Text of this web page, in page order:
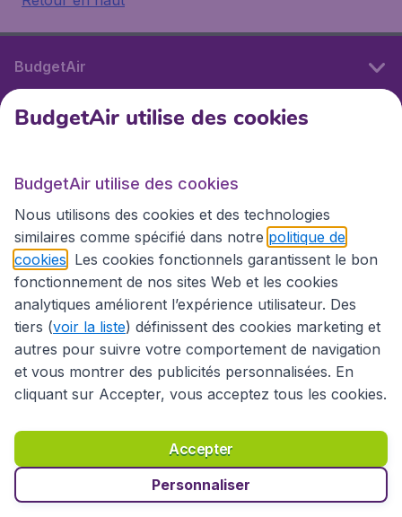
BudgetAir
Sites internationaux
Sites internationaux
Déclaration d’accessibilité
Conditions générales
Déclaration de confidentialité
Droits d’auteur © 2026
BudgetAir utilise des cookies
BudgetAir utilise des cookies
Nous utilisons des cookies et des technologies
similaires comme spécifié dans notre politique de
cookies . Les cookies fonctionnels garantissent le bon
fonctionnement de nos sites Web et les cookies
analytiques améliorent l’expérience utilisateur. Des
tiers (voir la liste) définissent des cookies marketing et
autres pour suivre votre comportement de navigation
et vous montrer des publicités personnalisées. En
cliquant sur Accepter, vous acceptez tous les cookies.
Accepter
Personnaliser